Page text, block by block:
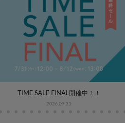
TIME SALE FINAL開催中！！
2026.07.31